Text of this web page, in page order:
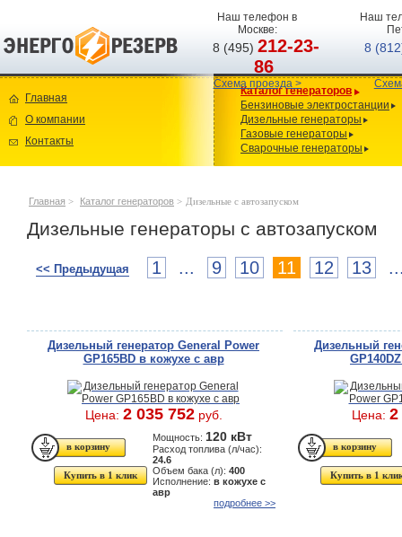
Наш телефон в
Москве:
8 (495)212-23-
86
Схема проезда >
Наш
8
Главная
О компании
Контакты
Каталог генераторов
Бензиновые электростанции
Дизельные генераторы
Газовые генераторы
Сварочные генераторы
Главная > Каталог генераторов > Дизельные с автозапуском
Дизельные генераторы с автозапуском
<< Предыдущая 1 ... 9 10 11 12 13
Дизельный генератор General Power
GP165BD в кожухе с авр
Цена: 2 035 752руб.
Купить в 1 клик
Мощность: 120 кВт
Расход топлива (л/час):
24.6
Объем бака (л): 400
Исполнение: в кожухе с
авр
подробнее >>
Дизельный
Цена: 2
Купить в 1